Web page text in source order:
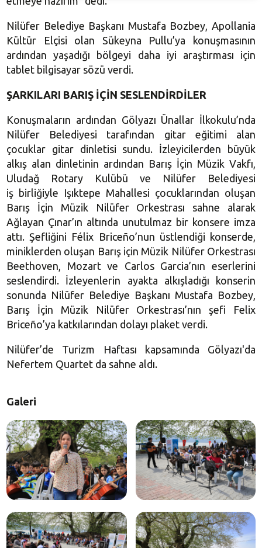
Nilüfer Belediye Başkanı Mustafa Bozbey, Apollania
Kültür Elçisi olan Sükeyna Pullu’ya konuşmasının
ardından yaşadığı bölgeyi daha iyi araştırması için
tablet bilgisayar sözü verdi.
ŞARKILARI BARIŞ İÇİN SESLENDİRDİLER
Konuşmaların ardından Gölyazı Ünallar İlkokulu’nda
Nilüfer Belediyesi tarafından gitar eğitimi alan
çocuklar gitar dinletisi sundu. İzleyicilerden büyük
alkış alan dinletinin ardından Barış İçin Müzik Vakfı,
Uludağ Rotary Kulübü ve Nilüfer Belediyesi
iş birliğiyle Işıktepe Mahallesi çocuklarından oluşan
Barış İçin Müzik Nilüfer Orkestrası sahne alarak
Ağlayan Çınar’ın altında unutulmaz bir konsere imza
attı. Şefliğini Félix Briceño’nun üstlendiği konserde,
miniklerden oluşan Barış için Müzik Nilüfer Orkestrası
Beethoven, Mozart ve Carlos Garcia’nın eserlerini
seslendirdi. İzleyenlerin ayakta alkışladığı konserin
sonunda Nilüfer Belediye Başkanı Mustafa Bozbey,
Barış İçin Müzik Nilüfer Orkestrası’nın şefi Felix
Briceño’ya katkılarından dolayı plaket verdi.
Nilüfer’de Turizm Haftası kapsamında Gölyazı'da
Nefertem Quartet da sahne aldı.
Galeri